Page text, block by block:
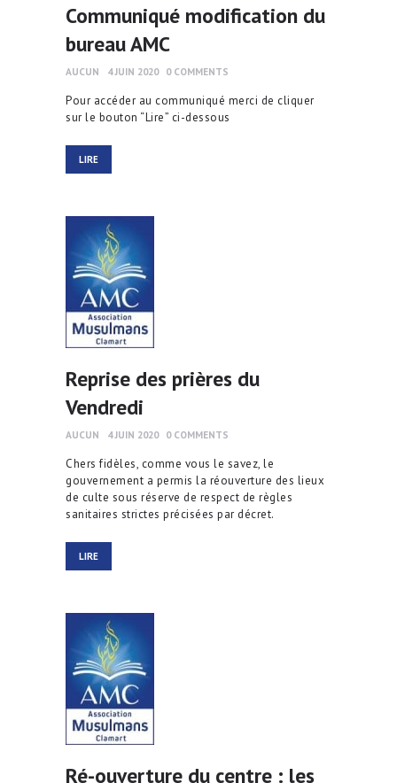
Communiqué modification du
bureau AMC
AUCUN 4 JUIN 2020 0 COMMENTS
Pour accéder au communiqué merci de cliquer
sur le bouton “Lire” ci-dessous
LIRE
Reprise des prières du
Vendredi
AUCUN 4 JUIN 2020 0 COMMENTS
Chers fidèles, comme vous le savez, le
gouvernement a permis la réouverture des lieux
de culte sous réserve de respect de règles
sanitaires strictes précisées par décret.
LIRE
Ré-ouverture du centre : les